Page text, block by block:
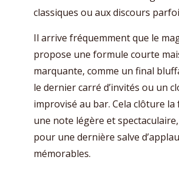
classiques ou aux discours
Il arrive fréquemment que le
propose une formule courte
marquante, comme un final
le dernier carré d’invités ou un
improvisé au bar. Cela clôture
une note légère et
pour une dernière salve
mémorables.